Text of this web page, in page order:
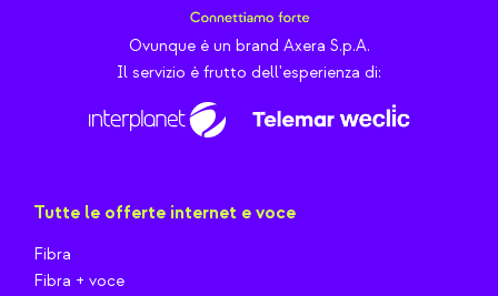
Ovunque è un brand Axera S.p.A.
Il servizio è frutto dell'esperienza di:
Tutte le offerte internet e voce
Fibra
Fibra + voce